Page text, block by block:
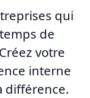
qui
de
votre
interne
différence.